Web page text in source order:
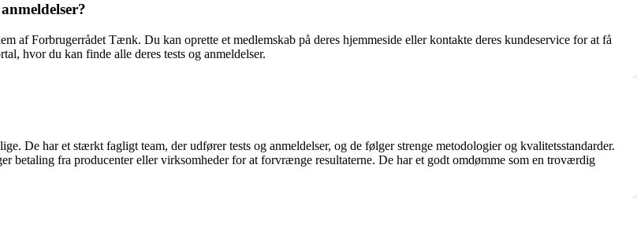
af Forbrugerrådet Tænk. Du kan oprette et medlemskab på deres hjemmeside eller kontakte deres kundeservice for at få
hvor du kan finde alle deres tests og anmeldelser.
De har et stærkt fagligt team, der udfører tests og anmeldelser, og de følger strenge metodologier og kvalitetsstandarder.
betaling fra producenter eller virksomheder for at forvrænge resultaterne. De har et godt omdømme som en troværdig